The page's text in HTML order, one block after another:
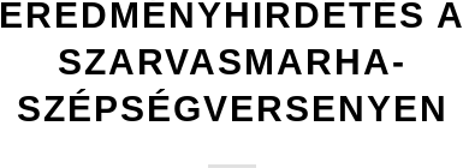
EREDMÉNYHIRDETÉS A
SZARVASMARHA-
SZÉPSÉGVERSENYEN